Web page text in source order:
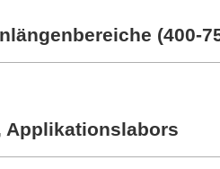
(400-